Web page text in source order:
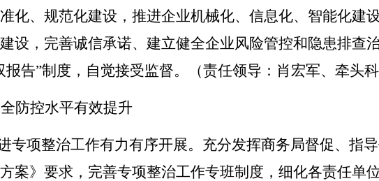
化、规范化建设，推进企业机械化、信息化、智能化建
设，完善诚信承诺、建立健全企业风险管控和隐患排查
报告”制度，自觉接受监督。 （责任领导：肖宏军、牵头
防控水平有效提升
专项整治工作有力有序开展。充分发挥商务局督促、指
案》要求，完善专项整治工作专班制度，细化各责任单